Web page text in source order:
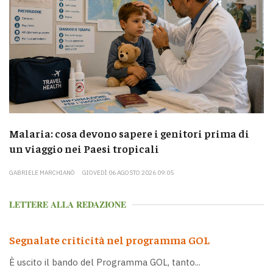
Malaria: cosa devono sapere i genitori prima di
un viaggio nei Paesi tropicali
GABRIELE MARCHIANÒ GIOVEDÌ 06 AGOSTO 2026 09:05
LETTERE ALLA REDAZIONE
Segnalate criticità nel programma GOL
È uscito il bando del Programma GOL, tanto...